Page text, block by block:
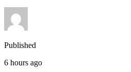
Published
6 hours ago